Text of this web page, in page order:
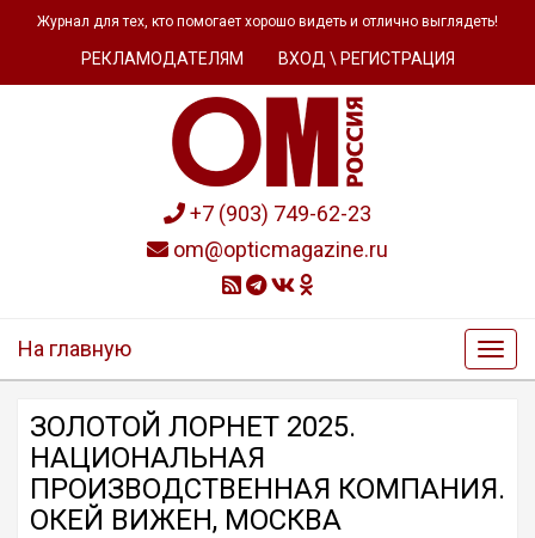
Журнал для тех, кто помогает хорошо видеть и отлично выглядеть!
РЕКЛАМОДАТЕЛЯМ ВХОД \ РЕГИСТРАЦИЯ
+7 (903) 749-62-23
om@opticmagazine.ru
На главную
ЗОЛОТОЙ ЛОРНЕТ 2025.
НАЦИОНАЛЬНАЯ
ПРОИЗВОДСТВЕННАЯ КОМПАНИЯ.
ОКЕЙ ВИЖЕН, МОСКВА